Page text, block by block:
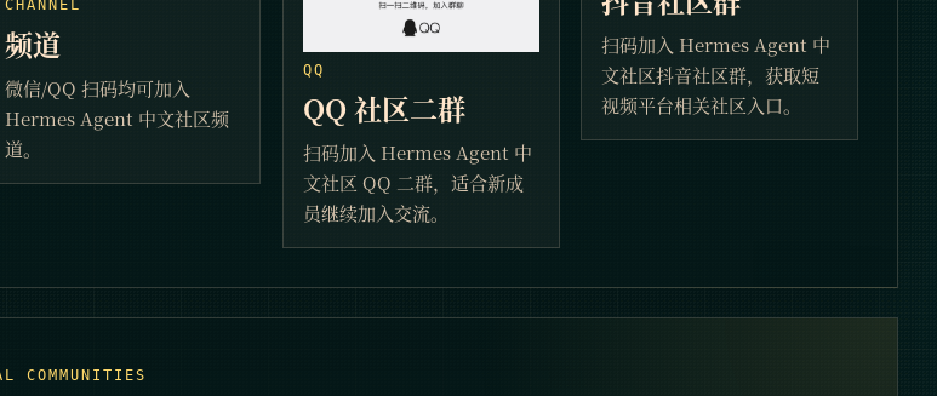
CHANNEL
频道
微信/QQ 扫码均可加入
Hermes Agent 中文社区频
道。
QQ
QQ 社区二群
扫码加入 Hermes Agent 中
文社区 QQ 二群，适合新成
员继续加入交流。
扫码加入 Hermes Agent 中
文社区抖音社区群，获取短
视频平台相关社区入口。
COMMUNITIES